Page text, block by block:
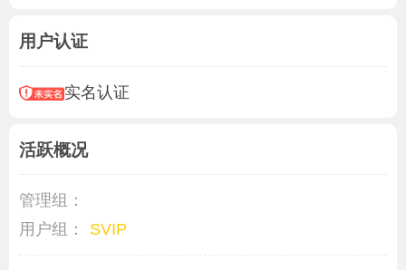
用户认证
实名认证
活跃概况
管理组：
用户组：
SVIP